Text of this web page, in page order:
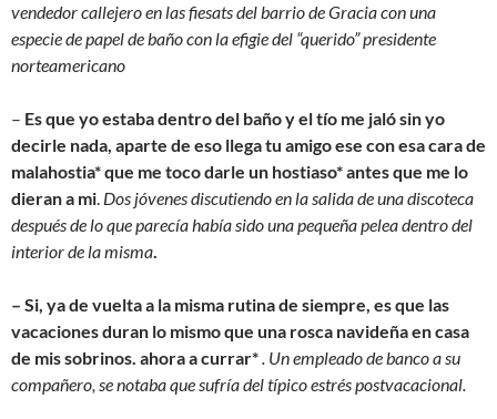
vendedor callejero en las fiesats del barrio de Gracia con una
especie de papel de baño con la efigie del “querido” presidente
norteamericano
– Es que yo estaba dentro del baño y el tío me jaló sin yo
decirle nada, aparte de eso llega tu amigo ese con esa cara de
malahostia* que me toco darle un hostiaso* antes que me lo
dieran a mi. Dos jóvenes discutiendo en la salida de una discoteca
después de lo que parecía había sido una pequeña pelea dentro del
interior de la misma.
– Si, ya de vuelta a la misma rutina de siempre, es que las
vacaciones duran lo mismo que una rosca navideña en casa
de mis sobrinos. ahora a currar*. Un empleado de banco a su
compañero, se notaba que sufría del típico estrés postvacacional.